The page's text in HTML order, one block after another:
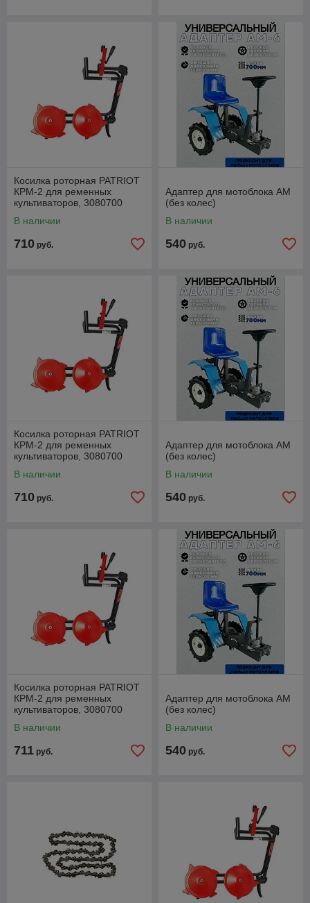
Косилка роторная PATRIOT
КРМ-2 для ременных
культиваторов, 3080700
В наличии
710 руб.
Адаптер для мотоблока АМ
(без колес)
В наличии
540 руб.
Косилка роторная PATRIOT
КРМ-2 для ременных
культиваторов, 3080700
В наличии
710 руб.
Адаптер для мотоблока АМ
(без колес)
В наличии
540 руб.
Косилка роторная PATRIOT
КРМ-2 для ременных
культиваторов, 3080700
В наличии
711 руб.
Адаптер для мотоблока АМ
(без колес)
В наличии
540 руб.